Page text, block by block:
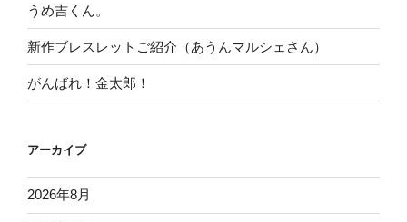
うめ吉くん。
新作ブレスレットご紹介（あうんマルシェさん）
がんばれ！金太郎！
アーカイブ
2026年8月